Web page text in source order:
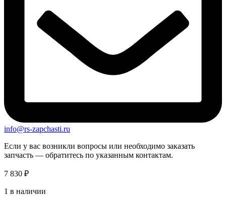
info@rs-zapchasti.ru
Если у вас возникли вопросы или необходимо заказать
запчасть — обратитесь по указанным контактам.
7 830 ₽
1 в наличии